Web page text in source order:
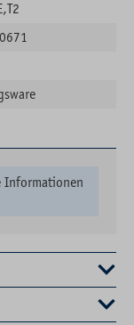
Informationen